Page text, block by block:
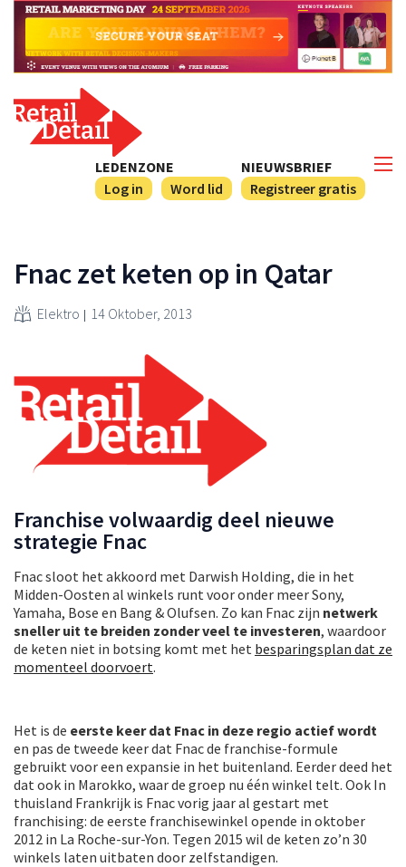
NIEUWSBRIEF
Registreer gratis
LEDENZONE
Log in
Word lid
Fnac zet keten op in Qatar
Elektro 14 Oktober, 2013
Franchise volwaardig deel nieuwe
strategie Fnac
Fnac sloot het akkoord met Darwish Holding, die in het
Midden-Oosten al winkels runt voor onder meer Sony,
Yamaha, Bose en Bang & Olufsen. Zo kan Fnac zijn netwerk
sneller uit te breiden zonder veel te investeren, waardoor
de keten niet in botsing komt met het besparingsplan dat ze
momenteel doorvoert.
Het is de eerste keer dat Fnac in deze regio actief wordt
en pas de tweede keer dat Fnac de franchise-formule
gebruikt voor een expansie in het buitenland. Eerder deed het
dat ook in Marokko, waar de groep nu één winkel telt. Ook In
thuisland Frankrijk is Fnac vorig jaar al gestart met
franchising: de eerste franchisewinkel opende in oktober
2012 in La Roche-sur-Yon. Tegen 2015 wil de keten zo’n 30
winkels laten uitbaten door zelfstandigen.